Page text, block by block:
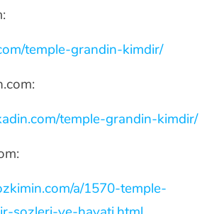
temple-grandin-kimdir/
temple-grandin-kimdir/
a/1570-temple-